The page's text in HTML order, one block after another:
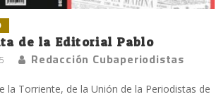
de la Editorial Pablo
Redacción Cubaperiodistas
la Torriente, de la Unión de la Periodistas de